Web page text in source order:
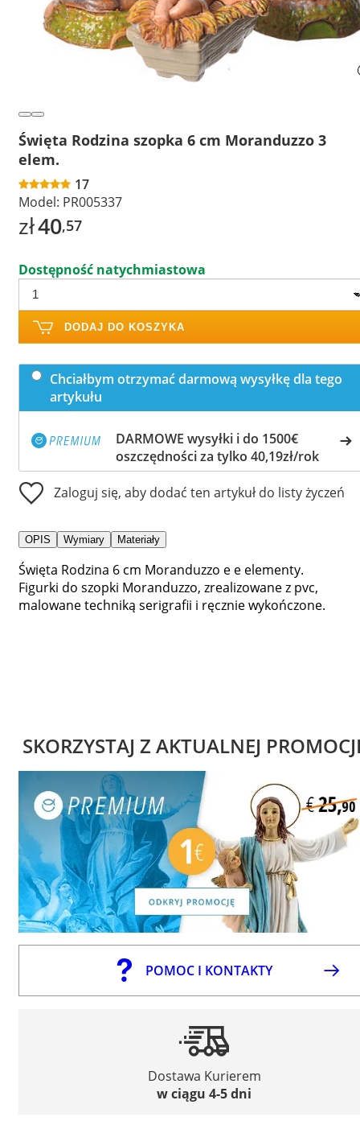
Święta Rodzina szopka 6 cm Moranduzzo 3
elem.
17
Model: PR005337
zł40,57
Dostępność natychmiastowa
DODAJ DO KOSZYKA
Chciałbym otrzymać darmową wysyłkę dla tego
artykułu
DARMOWE wysyłki i do 1500€
oszczędności za tylko 40,19zł/rok
Zaloguj się, aby dodać ten artykuł do listy życzeń
OPIS Wymiary Materiały
Święta Rodzina 6 cm Moranduzzo e e elementy.
Figurki do szopki Moranduzzo, zrealizowane z pvc,
malowane techniką serigrafii i ręcznie wykończone.
SKORZYSTAJ Z AKTUALNEJ
POMOC I KONTAKTY
Dostawa Kurierem
w ciągu 4-5 dni